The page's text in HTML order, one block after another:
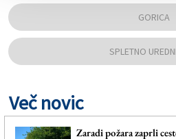
GORICA
SPLETNO
Več novic
Zaradi požara zaprli